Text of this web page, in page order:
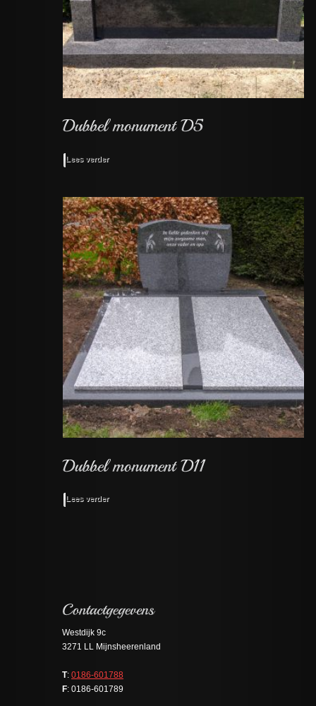
Lees verder
Lees verder
Westdijk 9c
3271 LL Mijnsheerenland
T: 0186-601788
F: 0186-601789